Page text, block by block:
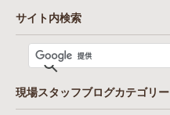
サイト内検索
現場スタッフブログカテゴリー